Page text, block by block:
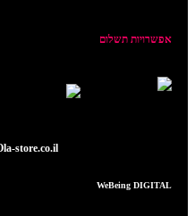
אפשרויות תשלום
store.co.il
WeBeing DIGITAL